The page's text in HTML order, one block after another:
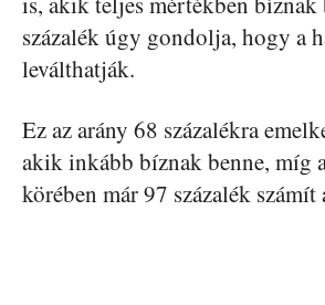
százalék úgy gondolja, hogy a
leválthatják.
Ez az arány 68 százalékra
akik inkább bíznak benne, míg
körében már 97 százalék számít